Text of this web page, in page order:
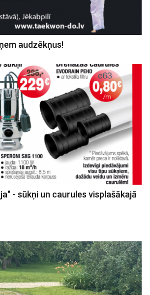
audzēkņus!
- sūkņi un caurules visplašākajā